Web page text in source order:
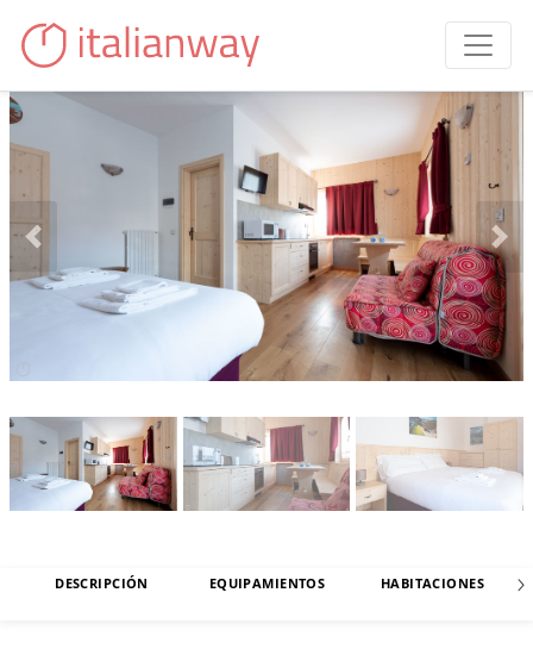
DESCRIPCIÓN EQUIPAMIENTOS HABITACIONES